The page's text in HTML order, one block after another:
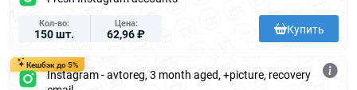
Кол-во
150 шт.
Цена
62,96 ₽ Купить
Кешбэк до 5%
Instagram - avtoreg, 3 month aged, +picture, recovery